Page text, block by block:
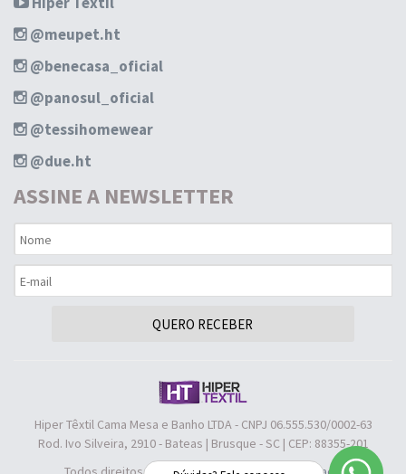
@meupet.ht
@benecasa_oficial
@panosul_oficial
@tessihomewear
@due.ht
ASSINE A NEWSLETTER
QUERO RECEBER
Hiper Têxtil Cama Mesa e Banho LTDA - CNPJ 06.555.530/0002-63
Rod. Ivo Silveira, 2910 - Bateas | Brusque - SC | CEP: 88355-201